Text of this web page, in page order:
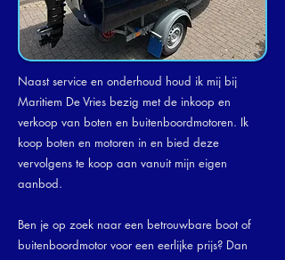
Naast service en onderhoud houd ik mij bij
Maritiem De Vries bezig met de inkoop en
verkoop van boten en buitenboordmotoren. Ik
koop boten en motoren in en bied deze
vervolgens te koop aan vanuit mijn eigen
aanbod.
Ben je op zoek naar een betrouwbare boot of
buitenboordmotor voor een eerlijke prijs? Dan